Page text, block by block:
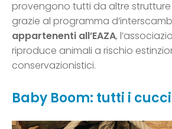
provengono tutti da altre
grazie al programma
appartenenti all’EAZA,
riproduce animali a rischio
conservazionistici.
Baby Boom: tutti i